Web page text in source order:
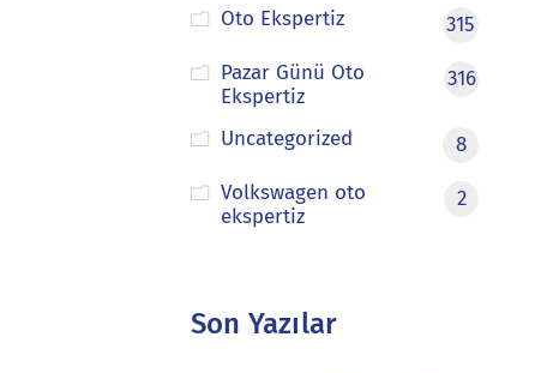
Oto Ekspertiz
315
Pazar Günü Oto
Ekspertiz
316
Uncategorized
8
Volkswagen oto
ekspertiz
2
Son Yazılar